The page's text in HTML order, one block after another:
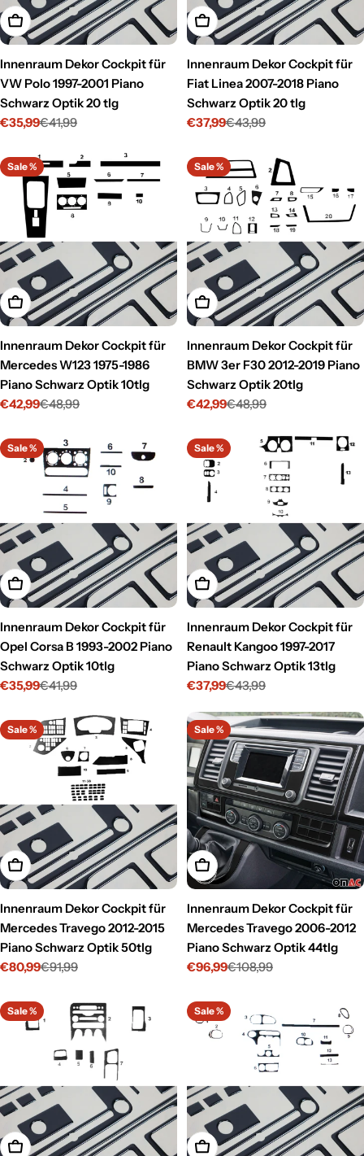
In den Warenkorb legen
Innenraum Dekor Cockpit für
VW Polo 1997-2001 Piano
Schwarz Optik 20 tlg
Verkaufspreis
€35,99
Regulärer€41,99
In den Warenkorb legen
Innenraum Dekor Cockpit für
Fiat Linea 2007-2018 Piano
Schwarz Optik 20 tlg
Verkaufspreis
€37,99
Regulärer€43,99
Sale %
In den Warenkorb legen
Innenraum Dekor Cockpit für
Mercedes W123 1975-1986
Piano Schwarz Optik 10tlg
Verkaufspreis
€42,99
Regulärer€48,99
Sale %
In den Warenkorb legen
Innenraum Dekor Cockpit für
BMW 3er F30 2012-2019 Piano
Schwarz Optik 20tlg
Verkaufspreis
€42,99
Regulärer€48,99
Sale %
In den Warenkorb legen
Innenraum Dekor Cockpit für
Opel Corsa B 1993-2002 Piano
Schwarz Optik 10tlg
Verkaufspreis
€35,99
Regulärer€41,99
Sale %
In den Warenkorb legen
Innenraum Dekor Cockpit für
Renault Kangoo 1997-2017
Piano Schwarz Optik 13tlg
Verkaufspreis
€37,99
Regulärer€43,99
Sale %
In den Warenkorb legen
Innenraum Dekor Cockpit für
Mercedes Travego 2012-2015
Piano Schwarz Optik 50tlg
Verkaufspreis
€80,99
Regulärer€91,99
Sale %
In den Warenkorb legen
Innenraum Dekor Cockpit für
Mercedes Travego 2006-2012
Piano Schwarz Optik 44tlg
Verkaufspreis
€96,99
Regulärer€108,99
Sale %
In den Warenkorb legen
Sale %
In den Warenkorb legen